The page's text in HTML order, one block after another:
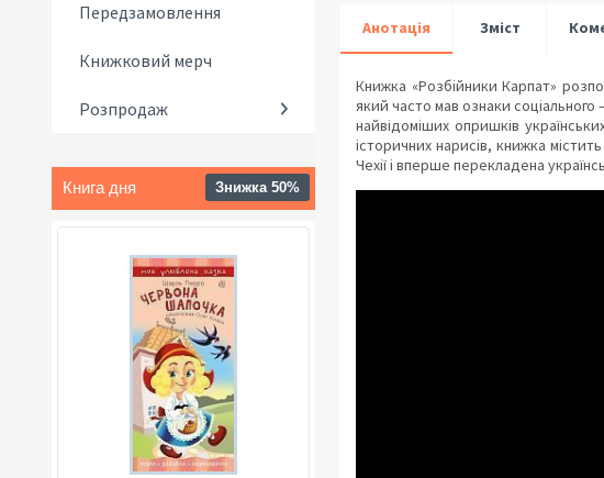
Передзамовлення
Книжковий мерч
Розпродаж
Книга дня Знижка 50%
Анотація Зміст
Книжка «Розбійники Карпат»
який часто мав ознаки соціального
найвідоміших опришків
історичних нарисів, книжка
Чехії і вперше перекладена